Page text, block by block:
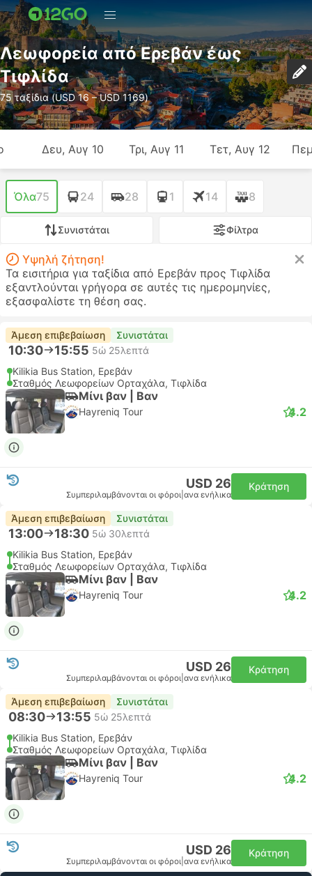
Λεωφορεία από Ερεβάν έως
Τιφλίδα
75 ταξίδια (USD 16 – USD 1169)
Δευ, Αυγ 10 Τρι, Αυγ 11 Τετ, Αυγ 12
Όλα75 24 28 1 14 8
Συνιστάται Φίλτρα
Υψηλή ζήτηση!
Τα εισιτήρια για ταξίδια από Ερεβάν προς Τιφλίδα
εξαντλούνται γρήγορα σε αυτές τις ημερομηνίες,
εξασφαλίστε τη θέση σας.
Άμεση επιβεβαίωση Συνιστάται
10:30 15:55 5ώ 25λεπτά
Kilikia Bus Station, Ερεβάν
Σταθμός Λεωφορείων Ορταχάλα, Τιφλίδα
Μίνι βαν | Βαν
Hayreniq Tour 4.2
USD 26
Συμπεριλαμβάνονται οι φόροι ανα ενήλικα
Κράτηση
Άμεση επιβεβαίωση Συνιστάται
13:00 18:30 5ώ 30λεπτά
Kilikia Bus Station, Ερεβάν
Σταθμός Λεωφορείων Ορταχάλα, Τιφλίδα
Μίνι βαν | Βαν
Hayreniq Tour 4.2
USD 26
Συμπεριλαμβάνονται οι φόροι ανα ενήλικα
Κράτηση
Άμεση επιβεβαίωση Συνιστάται
08:30 13:55 5ώ 25λεπτά
Kilikia Bus Station, Ερεβάν
Σταθμός Λεωφορείων Ορταχάλα, Τιφλίδα
Μίνι βαν | Βαν
Hayreniq Tour 4.2
USD 26
Συμπεριλαμβάνονται οι φόροι ανα ενήλικα
Κράτηση